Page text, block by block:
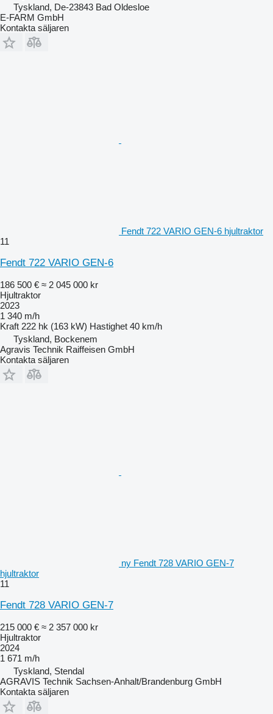
Tyskland, De-23843 Bad Oldesloe
E-FARM GmbH
Kontakta säljaren
Fendt 722 VARIO GEN-6 hjultraktor
11
Fendt 722 VARIO GEN-6
186 500 € ≈ 2 045 000 kr
Hjultraktor
2023
1 340 m/h
Kraft 222 hk (163 kW) Hastighet 40 km/h
Tyskland, Bockenem
Agravis Technik Raiffeisen GmbH
Kontakta säljaren
ny Fendt 728 VARIO GEN-7
hjultraktor
11
Fendt 728 VARIO GEN-7
215 000 € ≈ 2 357 000 kr
Hjultraktor
2024
1 671 m/h
Tyskland, Stendal
AGRAVIS Technik Sachsen-Anhalt/Brandenburg GmbH
Kontakta säljaren